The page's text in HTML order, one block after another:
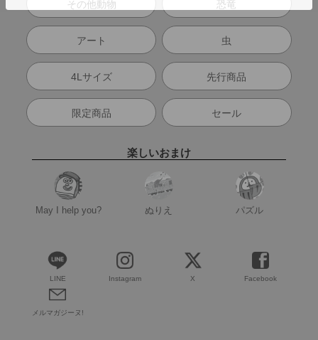
その他動物 恐竜
アート 虫
4Lサイズ 先行商品
限定商品 セール
楽しいおまけ
May I help you? ぬりえ パズル
LINE Instagram X Facebook
メルマガジーヌ!